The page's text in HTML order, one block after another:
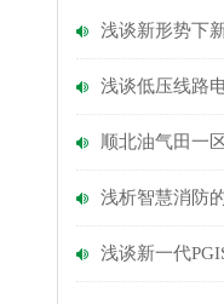
浅谈低压线路
浅析智慧消防